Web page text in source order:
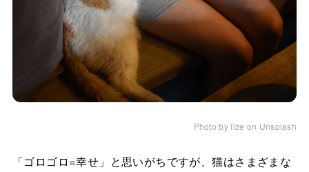
Photo by Ilze on Unsplash
「ゴロゴロ=幸せ」と思いがちですが、猫はさまざまな